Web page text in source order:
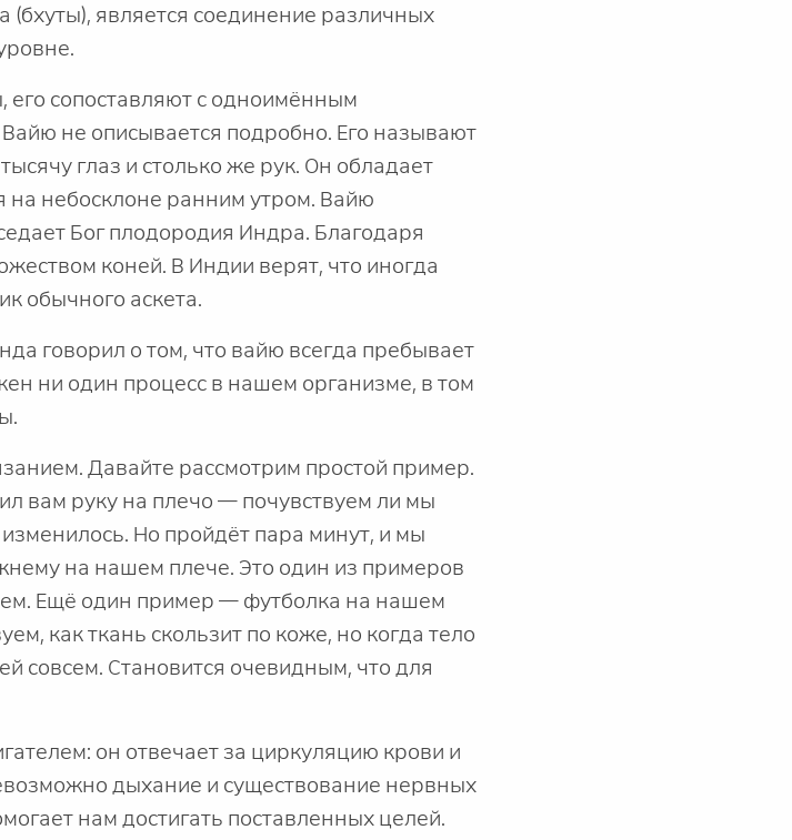
(бхуты), является соединение различных
его сопоставляют с одноимённым
не описывается подробно. Его называют
глаз и столько же рук. Он обладает
на небосклоне ранним утром. Вайю
Бог плодородия Индра. Благодаря
коней. В Индии верят, что иногда
обычного аскета.
говорил о том, что вайю всегда пребывает
ни один процесс в нашем организме, в том
Давайте рассмотрим простой пример.
вам руку на плечо — почувствуем ли мы
Но пройдёт пара минут, и мы
на нашем плече. Это один из примеров
Ещё один пример — футболка на нашем
как ткань скользит по коже, но когда тело
совсем. Становится очевидным, что для
он отвечает за циркуляцию крови и
дыхание и существование нервных
нам достигать поставленных целей.